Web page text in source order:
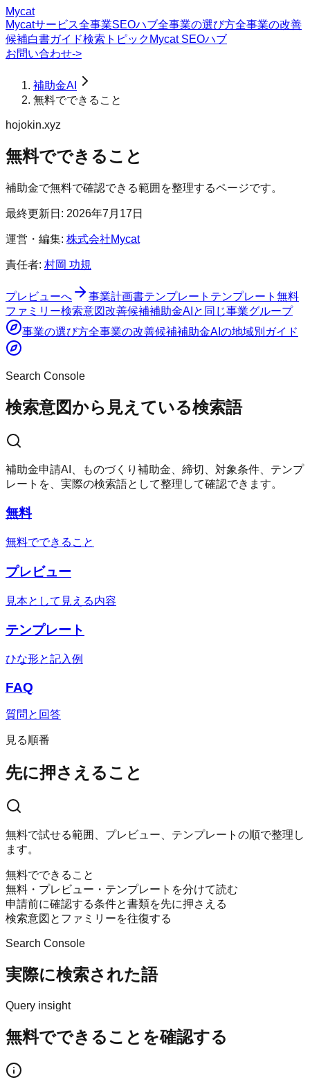
Mycat
Mycatサービス全事業SEOハブ全事業の選び方全事業の改善
候補白書ガイド検索トピック Mycat SEOハブ
お問い合わせ->
補助金AI
無料でできること
hojokin.xyz
無料でできること
補助金で無料で確認できる範囲を整理するページです。
最終更新日: 2026年7月17日
運営・編集: 株式会社Mycat
責任者: 村岡 功規
プレビューへ 事業計画書テンプレート テンプレート 無料
ファミリー検索意図改善候補補助金AI と同じ事業グループ
事業の選び方全事業の改善候補補助金AI の地域別ガイド
Search Console
検索意図から見えている検索語
補助金申請AI、ものづくり補助金、締切、対象条件、テンプ
レートを、実際の検索語として整理して確認できます。
無料
無料でできること
プレビュー
見本として見える内容
テンプレート
ひな形と記入例
FAQ
質問と回答
見る順番
先に押さえること
無料で試せる範囲、プレビュー、テンプレートの順で整理し
ます。
無料でできること
無料・プレビュー・テンプレートを分けて読む
申請前に確認する条件と書類を先に押さえる
検索意図とファミリーを往復する
Search Console
実際に検索された語
Query insight
無料でできることを確認する